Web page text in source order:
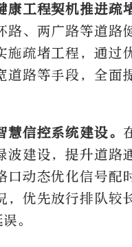
康工程契机推进疏
路、两广路等道路
施疏堵工程，通过
道路等手段，全面
慧信控系统建设。
波建设，提升道路
口动态优化信号配
，优先放行排队较
。